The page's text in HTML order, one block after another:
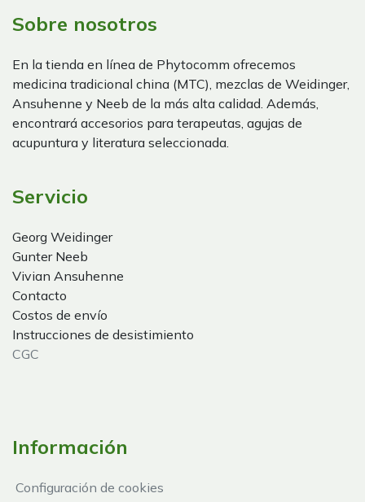
Sobre nosotros
En la tienda en línea de Phytocomm ofrecemos
medicina tradicional china (MTC), mezclas de Weidinger,
Ansuhenne y Neeb de la más alta calidad. Además,
encontrará accesorios para terapeutas, agujas de
acupuntura y literatura seleccionada.
Servicio
Georg Weidinger
Gunter Neeb
Vivian Ansuhenne
Contacto
Costos de envío
Instrucciones de desistimiento
CGC
Información
Configuración de cookies